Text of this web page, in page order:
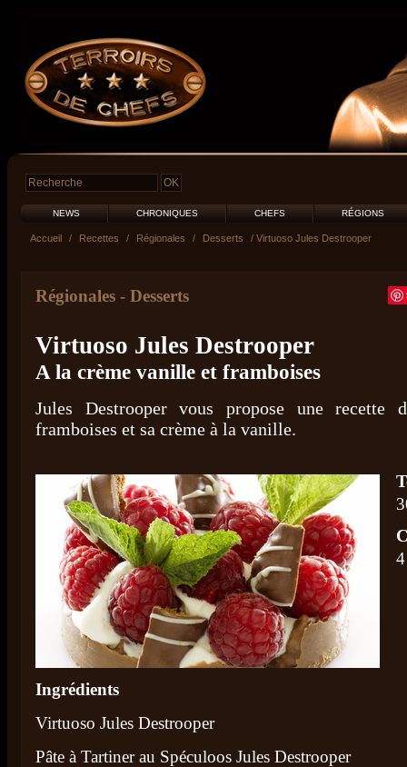
NEWS CHRONIQUES CHEFS RÉGIONS
Accueil / Recettes / Régionales / Desserts / Virtuoso Jules Destrooper
Régionales - Desserts
Virtuoso Jules Destrooper
A la crème vanille et framboises
Jules Destrooper vous propose une recette
framboises et sa crème à la vanille.
Ingrédients
Virtuoso Jules Destrooper
Pâte à Tartiner au Spéculoos Jules Destrooper